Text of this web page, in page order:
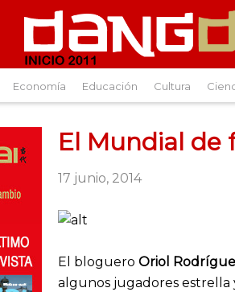
Economía Educación Cultura
El Mundial
17 junio, 2014
El bloguero Oriol
algunos jugadores